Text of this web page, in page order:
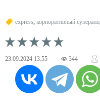
express корпоративный суперапп
23.09.2024 13:55 344